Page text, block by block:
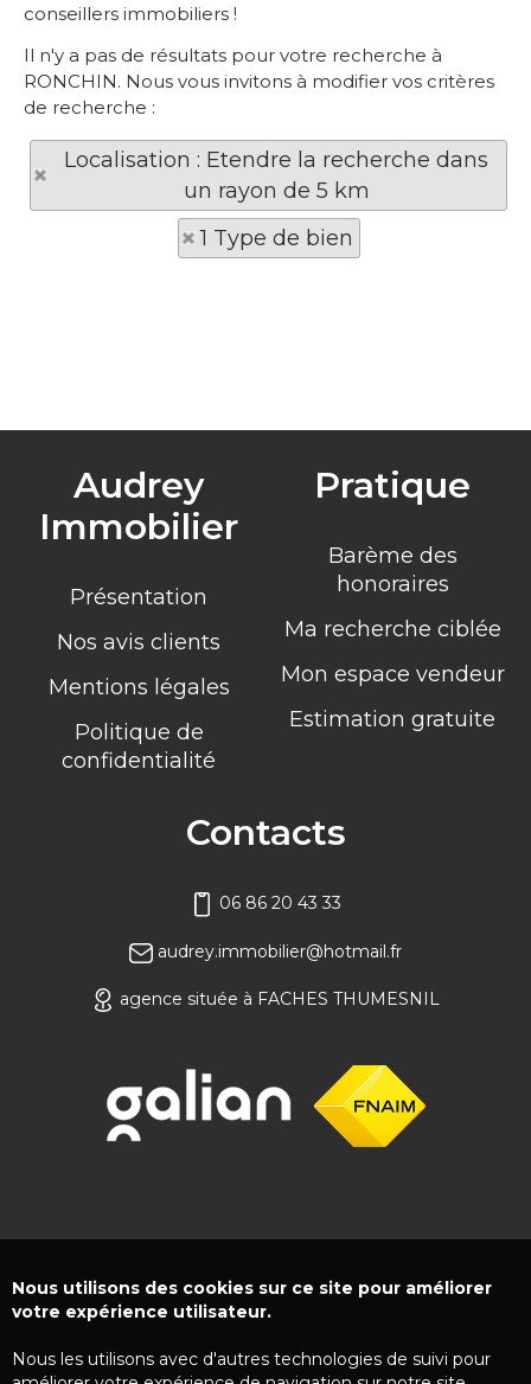
conseillers immobiliers !
Il n'y a pas de résultats pour votre recherche à
RONCHIN. Nous vous invitons à modifier vos critères
de recherche :
Localisation : Etendre la recherche dans
un rayon de 5 km
1 Type de bien
Audrey
Immobilier
Présentation
Nos avis clients
Mentions légales
Politique de
confidentialité
Pratique
Barème des
honoraires
Ma recherche ciblée
Mon espace vendeur
Estimation gratuite
Contacts
06 86 20 43 33
audrey.immobilier@hotmail.fr
agence située à FACHES THUMESNIL
Nous utilisons des cookies sur ce site pour améliorer
votre expérience utilisateur.
Nous les utilisons avec d'autres technologies de suivi pour